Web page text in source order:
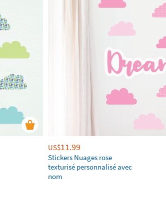
US$11.99
Stickers Nuages rose
texturisé personnalisé avec
nom